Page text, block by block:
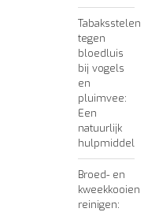
Tabaksstelen
tegen
bloedluis
bij vogels
en
pluimvee:
Een
natuurlijk
hulpmiddel
Broed- en
kweekkooien
reinigen: